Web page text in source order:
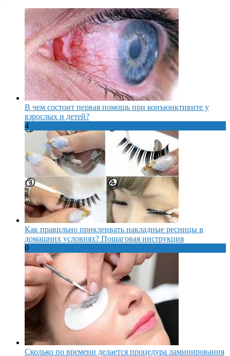
В чем состоит первая помощь при конъюнктивите у
взрослых и детей?
4
Как правильно приклеивать накладные ресницы в
домашних условиях? Пошаговая инструкция
0
Сколько по времени делается процедура ламинирования